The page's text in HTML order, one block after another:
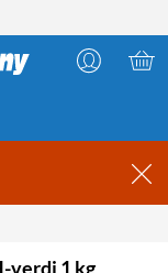
verdi 1 kg